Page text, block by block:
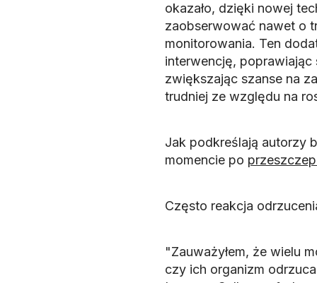
okazało, dzięki nowej
zaobserwować nawet o
monitorowania. Ten
interwencję,
zwiększając szanse na
trudniej ze względu na
Jak podkreślają autorzy
momencie po
Często reakcja
"Zauważyłem, że wielu
czy ich organizm